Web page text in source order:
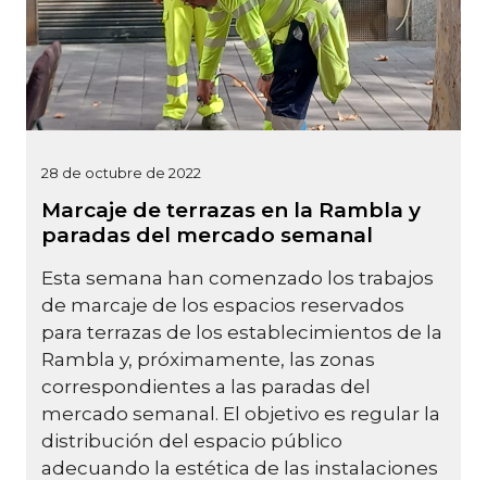
28 de octubre de 2022
Marcaje de terrazas en la Rambla y
paradas del mercado semanal
Esta semana han comenzado los trabajos
de marcaje de los espacios reservados
para terrazas de los establecimientos de la
Rambla y, próximamente, las zonas
correspondientes a las paradas del
mercado semanal. El objetivo es regular la
distribución del espacio público
adecuando la estética de las instalaciones